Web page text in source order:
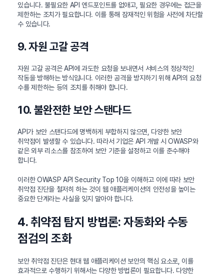
있습니다. 불필요한 API 엔드포인트를 없애고, 필요한 경우에는 접근을
제한하는 조치가 필요합니다. 이를 통해 잠재적인 위험을 사전에 차단할
수 있습니다.
9. 자원 고갈 공격
자원 고갈 공격은 API에 과도한 요청을 보내면서 서비스의 정상적인
작동을 방해하는 방식입니다. 이러한 공격을 방지하기 위해 API의 요청
수를 제한하는 등의 조치를 취해야 합니다.
10. 불완전한 보안 스탠다드
API가 보안 스탠다드에 명백하게 부합하지 않으면, 다양한 보안
취약점이 발생할 수 있습니다. 따라서 기업은 API 개발 시 OWASP와
같은 외부 리소스를 참조하여 보안 기준을 설정하고 이를 준수해야
합니다.
이러한 OWASP API Security Top 10을 이해하고 이에 따라 보안
취약점 진단을 철저히 하는 것이 웹 애플리케이션의 안전성을 높이는
중요한 단계라는 사실을 잊지 말아야 합니다.
4. 취약점 탐지 방법론: 자동화와 수동
점검의 조화
보안 취약점 진단은 현대 웹 애플리케이션 보안의 핵심 요소로, 이를
효과적으로 수행하기 위해서는 다양한 방법론이 필요합니다. 다양한